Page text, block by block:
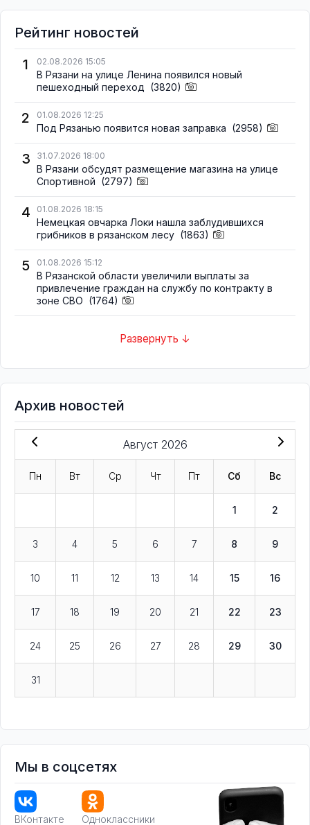
Рейтинг новостей
1
02.08.2026 15:05
В Рязани на улице Ленина появился новый
пешеходный переход (3820)
2 01.08.2026 12:25
Под Рязанью появится новая заправка (2958)
3 31.07.2026 18:00
В Рязани обсудят размещение магазина на улице
Спортивной (2797)
4 01.08.2026 18:15
Немецкая овчарка Локи нашла заблудившихся
грибников в рязанском лесу (1863)
5 01.08.2026 15:12
В Рязанской области увеличили выплаты за
привлечение граждан на службу по контракту в
зоне СВО (1764)
Развернуть ↓
Архив новостей
Август 2026
Пн Вт Ср Чт Пт Сб Вс
1 2
3 4 5 6 7 8 9
10 11 12 13 14 15 16
17 18 19 20 21 22 23
24 25 26 27 28 29 30
31
Мы в соцсетях
ВКонтакте Одноклассники